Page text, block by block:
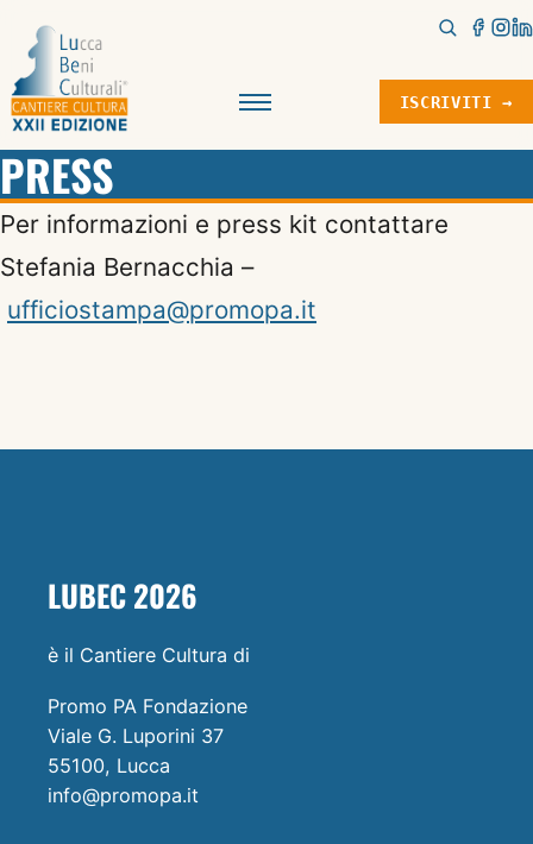
Menu
ISCRIVITI →
PRESS
Per informazioni e press kit contattare
Stefania Bernacchia –
ufficiostampa@promopa.it
LUBEC 2026
è il Cantiere Cultura di
Promo PA Fondazione
Viale G. Luporini 37
55100, Lucca
info@promopa.it